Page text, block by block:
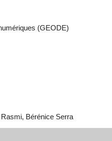
(GEODE)
Bérénice Serra